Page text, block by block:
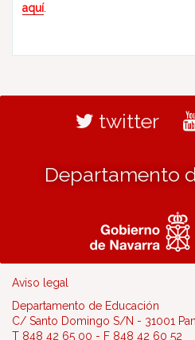
aquí.
twitter
Departamento
Aviso legal
Departamento de Educación
C/ Santo Domingo S/N - 31001
T 848 42 65 00 - F 848 42 60 52